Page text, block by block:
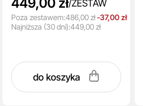
/ZESTAW
Poza zestawem:486,00 zł-37,00 zł
Najniższa (30 dni):449,00 zł
do koszyka